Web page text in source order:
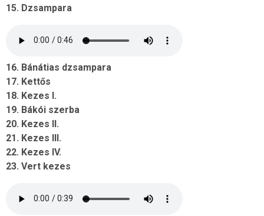
15. Dzsampara
16. Bánátias dzsampara
17. Kettős
18. Kezes I.
19. Bákói szerba
20. Kezes II.
21. Kezes III.
22. Kezes IV.
23. Vert kezes